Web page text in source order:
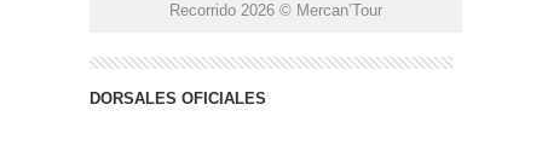
Recorrido 2026 © Mercan’Tour
DORSALES OFICIALES